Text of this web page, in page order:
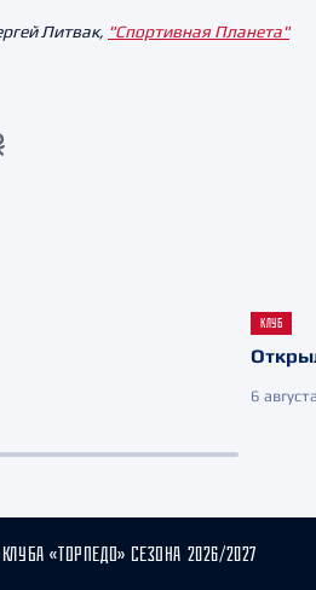
Литвак, "Спортивная Планета"
КЛУБ
6
«ТОРПЕДО» СЕЗОНА 2026/2027